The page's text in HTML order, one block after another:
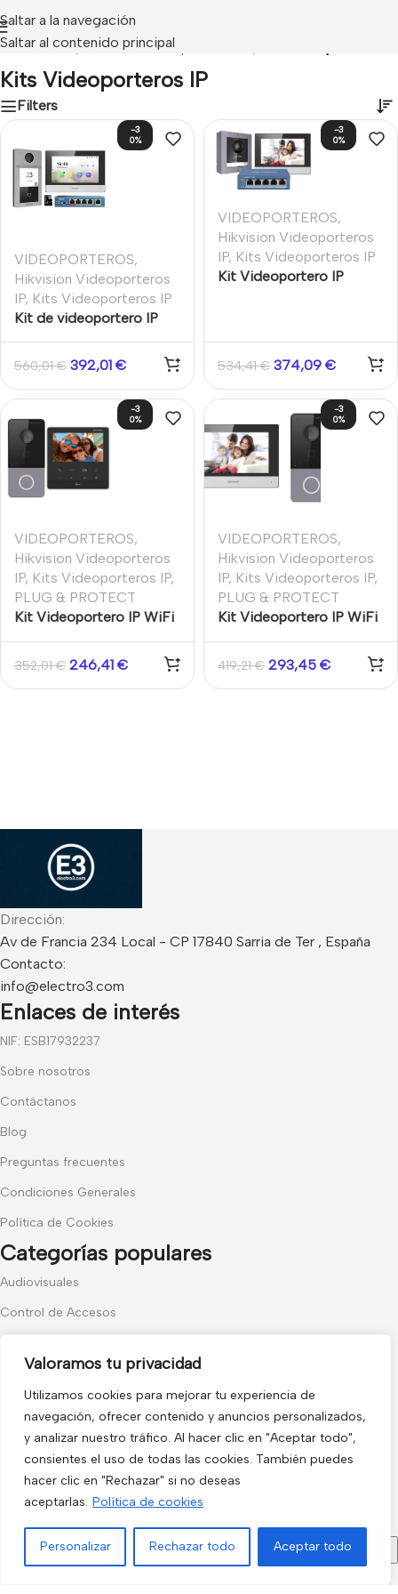
Valoramos tu privacidad
Utilizamos cookies para mejorar tu experiencia de
navegación, ofrecer contenido y anuncios personalizados,
y analizar nuestro tráfico. Al hacer clic en "Aceptar todo",
consientes el uso de todas las cookies. También puedes
hacer clic en "Rechazar" si no deseas
aceptarlas. Política de cookies
Personalizar Rechazar todo Aceptar todo
Saltar a la navegación
Saltar al contenido principal
/Hikvision Videoporteros IP
Kits Videoporteros IP
Filters
-3
0%
VIDEOPORTEROS,
Hikvision Videoporteros
IP, Kits Videoporteros IP
Kit de videoportero IP
residencial Placa exterior
Monitor switch PoE 4
puertos MicroSD 16GB
560,01€ 392,01 €
-3
0%
VIDEOPORTEROS,
Hikvision Videoporteros
IP, Kits Videoporteros IP
Kit Videoportero IP
534,41€ 374,09 €
-3
0%
VIDEOPORTEROS,
Hikvision Videoporteros
IP, Kits Videoporteros IP,
PLUG & PROTECT
Kit Videoportero IP WiFi
4,3″ IP65 — Compacto y
Económico
352,01€ 246,41 €
-3
0%
VIDEOPORTEROS,
Hikvision Videoporteros
IP, Kits Videoporteros IP,
PLUG & PROTECT
Kit Videoportero IP WiFi
+ App + Lector Tarjetas
— Superfice
419,21€ 293,45 €
Dirección:
Av de Francia 234 Local - CP 17840 Sarria de Ter , España
Contacto:
info@electro3.com
Enlaces de interés
NIF: ESB17932237
Sobre nosotros
Contáctanos
Blog
Preguntas frecuentes
Condiciones Generales
Política de Cookies
Categorías populares
Audiovisuales
Control de Accesos
Hogar y Exterior
Alarma AX-PRO
Cámaras
Únete a nuestras novedades
Recibe las últimas novedades y promociones.